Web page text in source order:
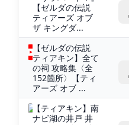
【ゼルダの伝説
ティアーズ オブ
ザ キングダ...
【ゼルダの伝説
ティアキン】全て
の祠 攻略集〈全
152箇所〉【ティ
アーズ オブ ...
【ティアキン】南
ナビ湖の井戸 井